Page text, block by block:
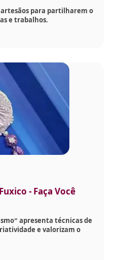
para partilharem o
e trabalhos.
- Faça Você
apresenta técnicas de
e valorizam o